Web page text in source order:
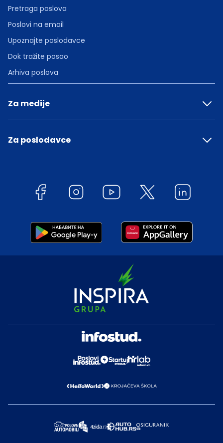
Pretraga poslova
Poslovi na email
Upoznajte poslodavce
Dok tražite posao
Arhiva poslova
Za medije
Za poslodavce